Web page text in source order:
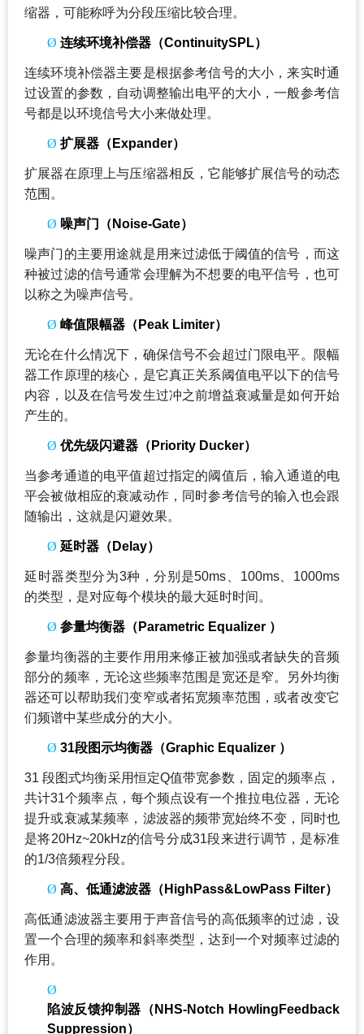
缩器，可能称呼为分段压缩比较合理。
Ø 连续环境补偿器（ContinuitySPL）
连续环境补偿器主要是根据参考信号的大小，来实时通
过设置的参数，自动调整输出电平的大小，一般参考信
号都是以环境信号大小来做处理。
Ø 扩展器（Expander）
扩展器在原理上与压缩器相反，它能够扩展信号的动态
范围。
Ø 噪声门（Noise-Gate）
噪声门的主要用途就是用来过滤低于阈值的信号，而这
种被过滤的信号通常会理解为不想要的电平信号，也可
以称之为噪声信号。
Ø 峰值限幅器（Peak Limiter）
无论在什么情况下，确保信号不会超过门限电平。限幅
器工作原理的核心，是它真正关系阈值电平以下的信号
内容，以及在信号发生过冲之前增益衰减量是如何开始
产生的。
Ø 优先级闪避器（Priority Ducker）
当参考通道的电平值超过指定的阈值后，输入通道的电
平会被做相应的衰减动作，同时参考信号的输入也会跟
随输出，这就是闪避效果。
Ø 延时器（Delay）
延时器类型分为3种，分别是50ms、100ms、1000ms
的类型，是对应每个模块的最大延时时间。
Ø 参量均衡器（Parametric Equalizer ）
参量均衡器的主要作用用来修正被加强或者缺失的音频
部分的频率，无论这些频率范围是宽还是窄。另外均衡
器还可以帮助我们变窄或者拓宽频率范围，或者改变它
们频谱中某些成分的大小。
Ø 31段图示均衡器（Graphic Equalizer ）
31段图式均衡采用恒定Q值带宽参数，固定的频率点，
共计31个频率点，每个频点设有一个推拉电位器，无论
提升或衰减某频率，滤波器的频带宽始终不变，同时也
是将20Hz~20kHz的信号分成31段来进行调节，是标准
的1/3倍频程分段。
Ø 高、低通滤波器（HighPass&LowPass Filter）
高低通滤波器主要用于声音信号的高低频率的过滤，设
置一个合理的频率和斜率类型，达到一个对频率过滤的
作用。
Ø
陷波反馈抑制器（NHS-Notch HowlingFeedback
Suppression）